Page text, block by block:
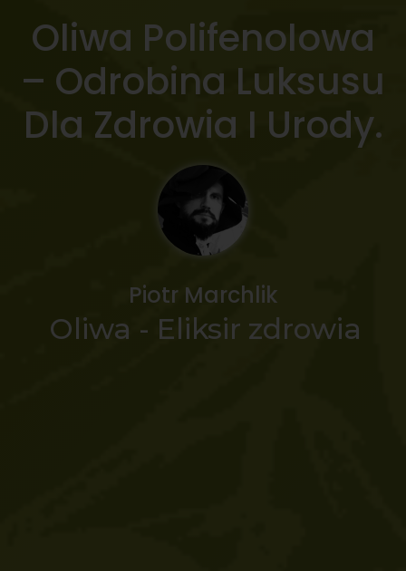
Oliwa Polifenolowa
– Odrobina Luksusu
Dla Zdrowia I Urody.
Piotr Marchlik
Oliwa - Eliksir zdrowia